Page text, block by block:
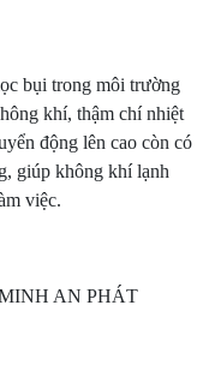
bụi trong môi trường
khí, thậm chí nhiệt
động lên cao còn có
giúp không khí lạnh
việc.